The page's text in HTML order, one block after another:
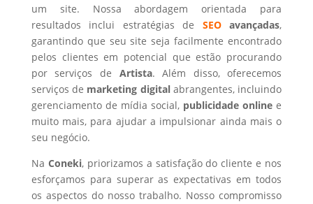
um site. Nossa abordagem orientada para
resultados inclui estratégias de SEOavançadas,
garantindo que seu site seja facilmente encontrado
pelos clientes em potencial que estão procurando
por serviços de Artista. Além disso, oferecemos
serviços de marketing digital abrangentes, incluindo
gerenciamento de mídia social, publicidade online e
muito mais, para ajudar a impulsionar ainda mais o
seu negócio.
Na Coneki, priorizamos a satisfação do cliente e nos
esforçamos para superar as expectativas em todos
os aspectos do nosso trabalho. Nosso compromisso